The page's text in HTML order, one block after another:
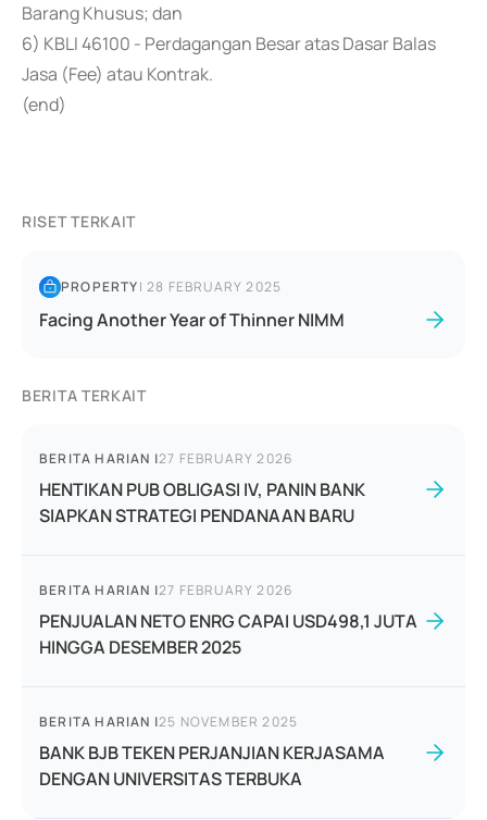
Barang Khusus; dan
6) KBLI 46100 - Perdagangan Besar atas Dasar Balas
Jasa (Fee) atau Kontrak.
(end)
RISET TERKAIT
PROPERTY|28 FEBRUARY 2025
Facing Another Year of Thinner NIMM
BERITA TERKAIT
BERITA HARIAN |27 FEBRUARY 2026
HENTIKAN PUB OBLIGASI IV, PANIN BANK
SIAPKAN STRATEGI PENDANAAN BARU
BERITA HARIAN |27 FEBRUARY 2026
PENJUALAN NETO ENRG CAPAI USD498,1 JUTA
HINGGA DESEMBER 2025
BERITA HARIAN |25 NOVEMBER 2025
BANK BJB TEKEN PERJANJIAN KERJASAMA
DENGAN UNIVERSITAS TERBUKA